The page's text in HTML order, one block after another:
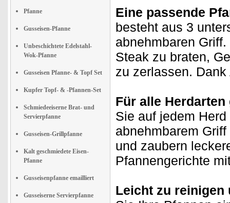
Pfanne
Gusseisen-Pfanne
Unbeschichtete Edelstahl-
Wok-Pfanne
Gusseisen Pfanne- & Topf Set
Kupfer Topf- & -Pfannen-Set
Schmiedeeiserne Brat- und
Servierpfanne
Gusseisen-Grillpfanne
Kalt geschmiedete Eisen-
Pfanne
Gusseisenpfanne emailliert
Gusseiserne Servierpfanne
Eine passende
besteht aus 3
abnehmbaren
Steak zu braten,
zu zerlassen.
Für alle
Sie auf jedem
abnehmbarem
und zaubern
Pfannengerichte
Leicht zu reinigen